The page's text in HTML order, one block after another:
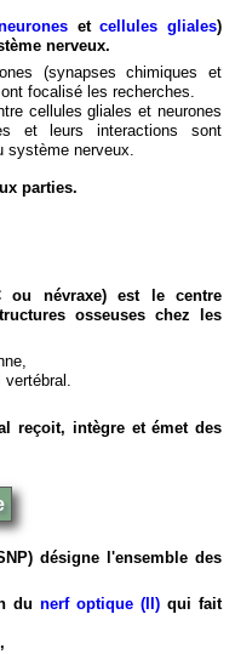
etcellules gliales)
nerveux.
(synapses chimiques et
focalisé les recherches.
cellules gliales et neurones
et leurs interactions sont
système nerveux.
parties.
ou névraxe) est le centre
osseuses chez les
vertébral.
reçoit, intègre et émet des
désigne l'ensemble des
du nerf optique (II) qui fait
,